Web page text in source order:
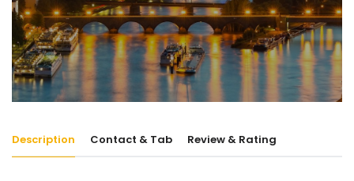
Description Contact & Tab Review & Rating